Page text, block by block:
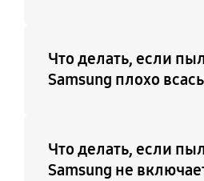
Что делать, если
Samsung плохо
Что делать, если
Samsung не